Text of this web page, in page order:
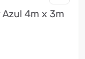
4m x 3m